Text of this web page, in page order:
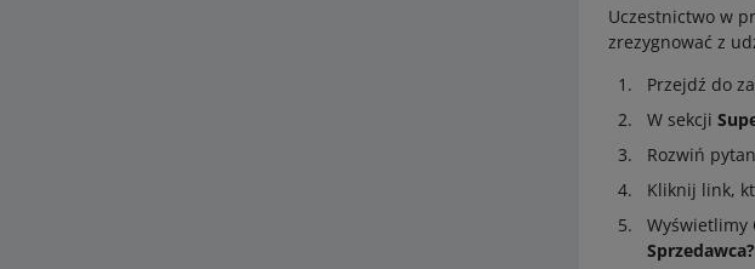
Uczestnictwo w
zrezygnować z
Przejdź do
W sekcji
Rozwiń
Kliknij link,
Wyświetlimy
Sprzedawca?